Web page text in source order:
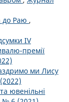
до Раю ,
IV
премії
ми Лису
ювенільні